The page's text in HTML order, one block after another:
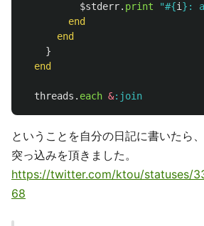
$stderr. print "#{i } :
end
end
}
end
threads . each &:join
ということを自分の日記に書いたら、
突っ込みを頂きました。
https://twitter.com/ktou/statuses/
68